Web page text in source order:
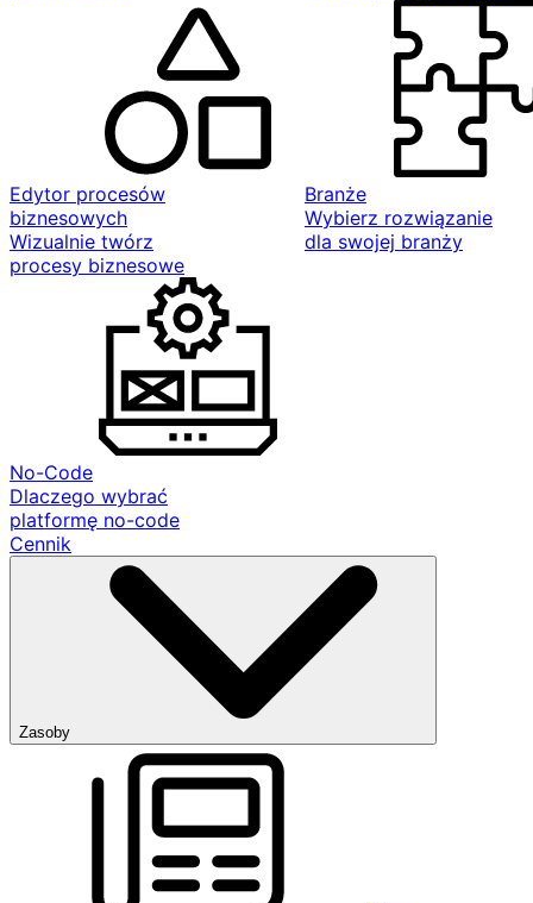
Edytor procesów
biznesowych
Wizualnie twórz
procesy biznesowe
Branże
Wybierz rozwiązanie
dla swojej branży
No-Code
Dlaczego wybrać
platformę no-code
Cennik
Zasoby